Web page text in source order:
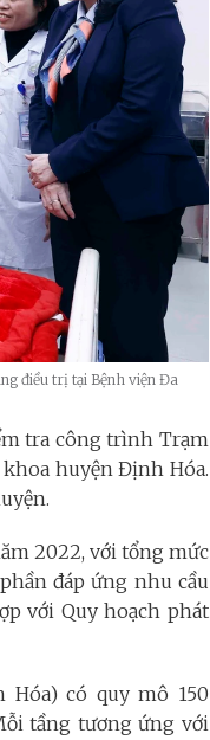
điều trị tại Bệnh viện Đa
tra công trình Trạm
huyện Định Hóa.
2022, với tổng mức
đáp ứng nhu cầu
với Quy hoạch phát
có quy mô 150
tầng tương ứng với